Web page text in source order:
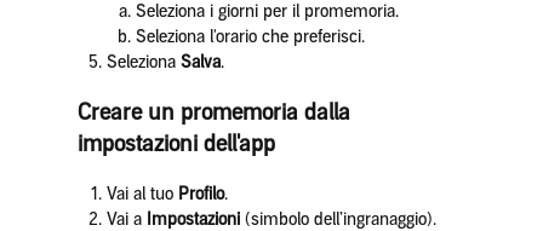
Seleziona i giorni per il promemoria.
Seleziona l'orario che preferisci.
Seleziona Salva.
Creare un promemoria dalla
impostazioni dell'app
Vai al tuo Profilo.
Vai aImpostazioni (simbolo dell’ingranaggio).